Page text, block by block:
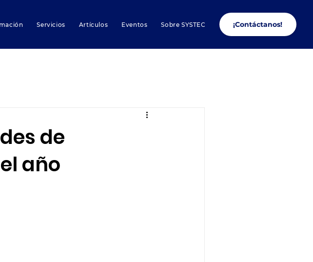
Servicios Artículos Eventos Sobre SYSTEC ¡Contáctanos!
de
año